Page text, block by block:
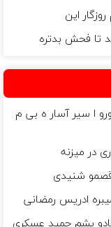
این
تا فحش بدتره
ا سیر آسار ه بی م
در میزنه
قصمو شنیدی
ادریس رمضانی
بشم حمید عسکری